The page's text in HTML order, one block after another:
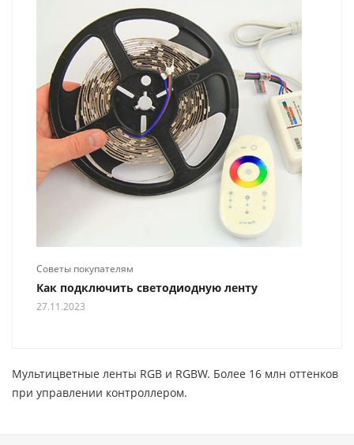
Советы покупателям
Как подключить светодиодную ленту
27.11.2023
Мультицветные ленты RGB и RGBW. Более 16 млн оттенков
при управлении контроллером.